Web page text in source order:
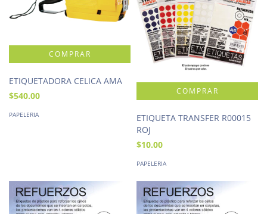
ETIQUETADORA CELICA AMA
$540.00
PAPELERIA
ETIQUETA TRANSFER R00015
ROJ
$10.00
PAPELERIA